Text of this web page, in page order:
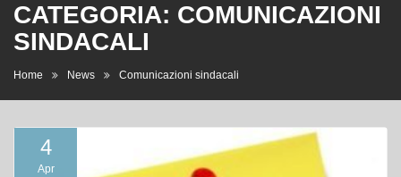
CATEGORIA: COMUNICAZIONI
SINDACALI
Home News Comunicazioni sindacali
4
Apr